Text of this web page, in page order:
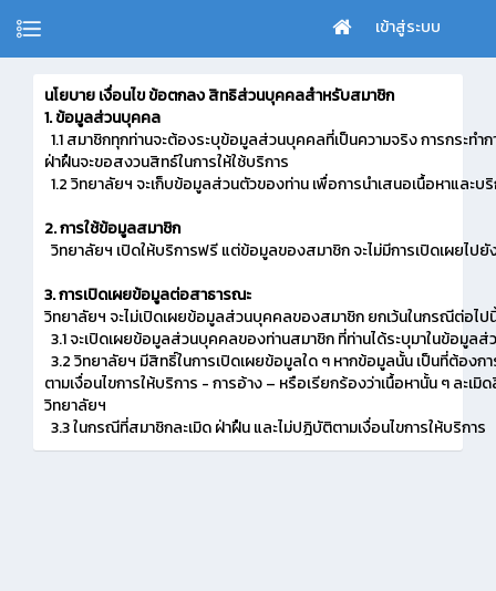
เข้าสู่ระบบ
นโยบาย เงื่อนไข ข้อตกลง สิทธิส่วนบุคคลสำหรับสมาชิก
1. ข้อมูลส่วนบุคคล
1.1 สมาชิกทุกท่านจะต้องระบุข้อมูลส่วนบุคคลที่เป็นความจริง การกระ
ฝ่าฝืนจะขอสงวนสิทธ์ในการให้ใช้บริการ
1.2 วิทยาลัยฯ จะเก็บข้อมูลส่วนตัวของท่าน เพื่อการนำเสนอเนื้อหาแล
2. การใช้ข้อมูลสมาชิก
วิทยาลัยฯ เปิดให้บริการฟรี แต่ข้อมูลของสมาชิก จะไม่มีการเปิดเผยไป
3. การเปิดเผยข้อมูลต่อสาธารณะ
วิทยาลัยฯ จะไม่เปิดเผยข้อมูลส่วนบุคคลของสมาชิก ยกเว้นในกรณีต่อไป
3.1 จะเปิดเผยข้อมูลส่วนบุคคลของท่านสมาชิก ที่ท่านได้ระบุมาในข้อมูล
3.2 วิทยาลัยฯ มีสิทธิ์ในการเปิดเผยข้อมูลใด ๆ หากข้อมูลนั้น เป็นที่ต้องก
ตามเงื่อนไขการให้บริการ - การอ้าง – หรือเรียกร้องว่าเนื้อหานั้น ๆ ล
วิทยาลัยฯ
3.3 ในกรณีที่สมาชิกละเมิด ฝ่าฝืน และไม่ปฎิบัติตามเงื่อนไขการให้บริการ